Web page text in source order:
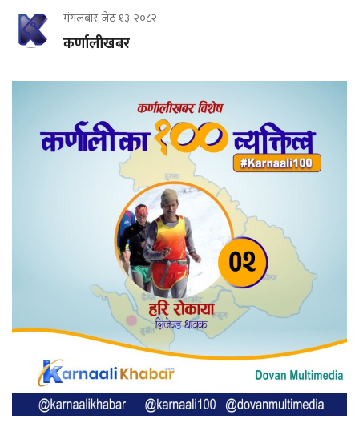
मंगलबार, जेठ १३, २०८२
कर्णालीखबर